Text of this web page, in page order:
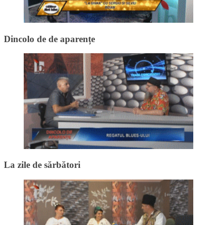
Dincolo de de aparențe
La zile de sărbători